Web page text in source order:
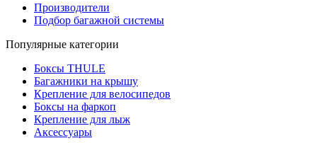
Производители
Подбор багажной системы
Популярные категории
Боксы THULE
Багажники на крышу
Крепление для велосипедов
Боксы на фаркоп
Крепление для лыж
Аксессуары